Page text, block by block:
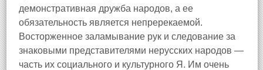
демонстративная дружба народов, а ее
обязательность является непререкаемой.
Восторженное заламывание рук и следование за
знаковыми представителями нерусских народов —
часть их социального и культурного Я. Им очень